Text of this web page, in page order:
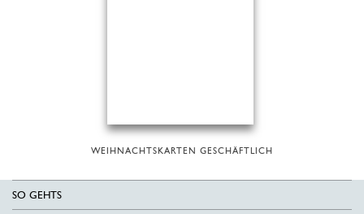
WEIHNACHTSKARTEN GESCHÄFTLICH
SO GEHTS